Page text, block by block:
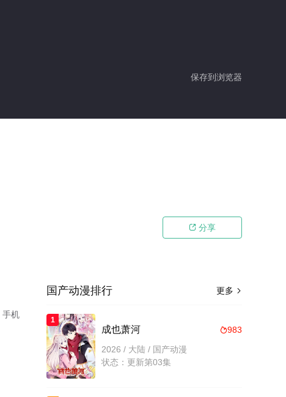
保存到浏览器
 分享
手机
更多 
国产动漫排行
1
983
成也萧河
2026 / 大陆 / 国产动漫
状态：更新第03集